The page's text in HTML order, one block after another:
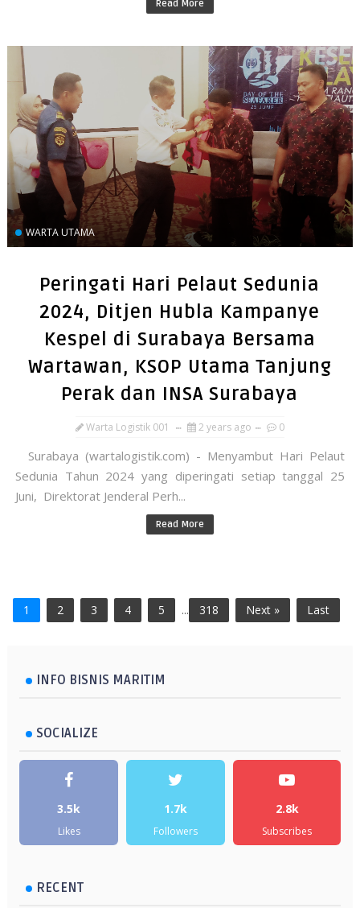
Read More
WARTA UTAMA
Peringati Hari Pelaut Sedunia
2024, Ditjen Hubla Kampanye
Kespel di Surabaya Bersama
Wartawan, KSOP Utama Tanjung
Perak dan INSA Surabaya
Warta Logistik 001 2 years ago 0
Surabaya (wartalogistik.com) - Menyambut Hari Pelaut
Sedunia Tahun 2024 yang diperingati setiap tanggal 25
Juni, Direktorat Jenderal Perh...
Read More
1 2 3 4 5 ... 318 Next » Last
INFO BISNIS MARITIM
SOCIALIZE
3.5k
Likes
1.7k
Followers
2.8k
Subscribes
RECENT